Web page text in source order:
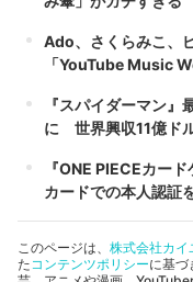
Ado、さくらみこ、
「YouTube Music
『スパイダーマン
に 世界興収11億ド
『ONE PIECEカー
カードでの本人認証
このページは、 株式会社カイ
た コンテンツポリシーに基づ